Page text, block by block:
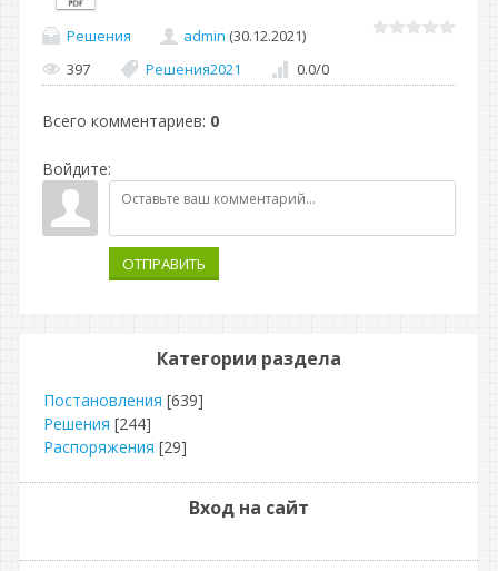
Решения admin (30.12.2021)
397
Решения2021 0.0/0
Всего комментариев: 0
Войдите:
ОТПРАВИТЬ
Категории раздела
Постановления [639]
Решения [244]
Распоряжения [29]
Вход на сайт